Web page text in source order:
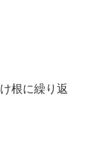
根に繰り返